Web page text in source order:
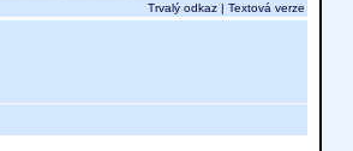
Trvalý odkaz | Textová verze